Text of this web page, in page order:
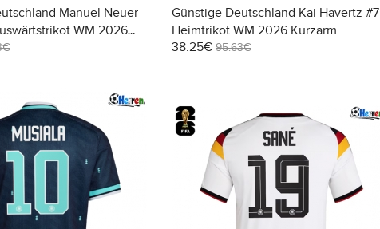
Manuel Neuer
WM 2026
Günstige Deutschland Kai Havertz #7
Heimtrikot WM 2026 Kurzarm
38.25€ 95.63€